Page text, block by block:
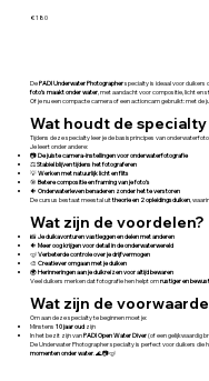
€ 180
DePADI Underwater Photographerspecialty is ideaal voor duikers
foto’s maakt onder water , met aandacht voor compositie, licht en
Of je nu een compacte camera of een actioncam gebruikt: met de
Wat houdt de specialty
Tijdens deze specialty leer je de basisprincipes van
Je leert onder andere:
📷De juiste camera-instellingen voor onderwaterfotografie
⚖️Stabiel blijven tijdens het fotograferen
💡Werken met natuurlijk licht en flits
🎯 Betere compositie en framing van je foto’s
🐠 Onderwaterleven benaderen zonder het te verstoren
De cursus bestaat meestal uittheorie en 2 opleidingsduiken ,
Wat zijn de voordelen?
📸Je duikavonturen vastleggen en delen met anderen
🐠 Meer oog krijgen voor detail in de onderwaterwereld
🤿Verbeterde controle over je drijfvermogen
🎨 Creatiever omgaan met je duiken
🌍Herinneringen aan je duikreizen voor altijd bewaren
Veel duikers merken dat fotografie hen helpt omrustiger en
Wat zijn de
Om aan deze specialty te beginnen moet je:
Minstens 10 jaar oud zijn
In het bezit zijn vanPADI Open Water Diver(of een gelijkwaardig
De Underwater Photographer specialty is perfect voor duikers die
momenten onder water . 🌊📷🤿